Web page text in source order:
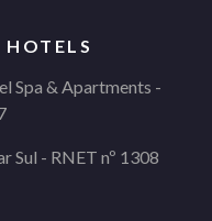
Spa & Apartments -
Sul - RNET nº 1308